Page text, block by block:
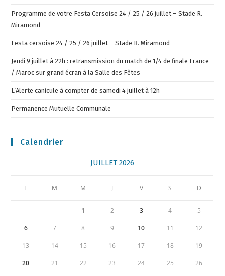
Programme de votre Festa Cersoise 24 / 25 / 26 juillet – Stade R.
Miramond
Festa cersoise 24 / 25 / 26 juillet – Stade R. Miramond
Jeudi 9 juillet à 22h : retransmission du match de 1/4 de finale France
/ Maroc sur grand écran à la Salle des Fêtes
L’Alerte canicule à compter de samedi 4 juillet à 12h
Permanence Mutuelle Communale
Calendrier
JUILLET 2026
L M M J V S D
1 2 3 4 5
6 7 8 9 10 11 12
13 14 15 16 17 18 19
20 21 22 23 24 25 26